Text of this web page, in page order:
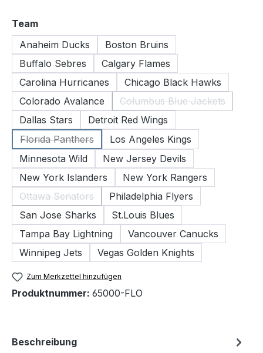
Teamauswählen
Anaheim Ducks
Boston Bruins
Buffalo Sebres
Calgary Flames
Carolina Hurricanes
Chicago Black Hawks
Colorado Avalance
Columbus Blue Jackets
(Diese Option ist
Dallas Stars
Detroit Red Wings
Florida Panthers
(Diese Option ist zurzeit nicht verfügbar.)
Los Angeles Kings
Minnesota Wild
New Jersey Devils
New York Islanders
New York Rangers
Ottawa Senators
(Diese Option ist zurzeit nicht verfügbar.)
Philadelphia Flyers
San Jose Sharks
St.Louis Blues
Tampa Bay Lightning
Vancouver Canucks
Winnipeg Jets
Vegas Golden Knights
Zum Merkzettel hinzufügen
Produktnummer: 65000-FLO
Beschreibung